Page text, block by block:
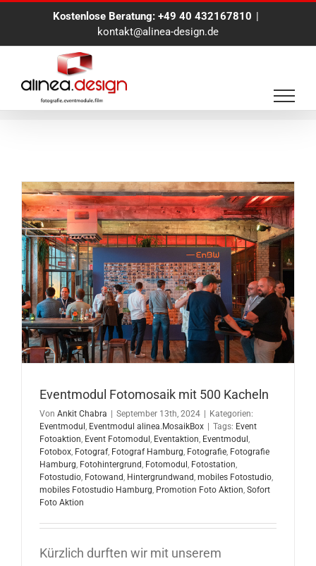
Kostenlose Beratung: +49 40 432167810 |
kontakt@alinea-design.de
Sofort Foto Aktion
Eventmodul Fotomosaik mit 500 Kacheln
Von Ankit Chabra September 13th, 2024
Kategorien:
Eventmodul , Eventmodul alinea.MosaikBox Tags: Event
Fotoaktion, Event Fotomodul , Eventaktion, Eventmodul ,
Fotobox, Fotograf, Fotograf Hamburg, Fotografie, Fotografie
Hamburg, Fotohintergrund, Fotomodul , Fotostation,
Fotostudio, Fotowand, Hintergrundwand, mobiles Fotostudio,
mobiles Fotostudio Hamburg, Promotion Foto Aktion, Sofort
Foto Aktion
Kürzlich durften wir mit unserem